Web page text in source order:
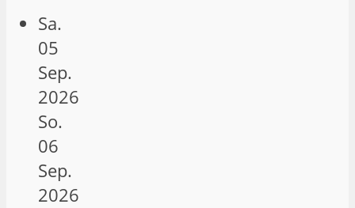
Sa.
05
Sep.
2026
So.
06
Sep.
2026